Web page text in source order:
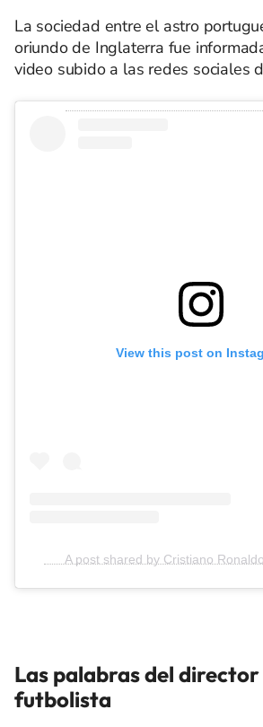
La sociedad entre el astro
oriundo de Inglaterra fue
video subido a las redes sociales
View this post on
A post shared by Cristiano
Las palabras del director
futbolista